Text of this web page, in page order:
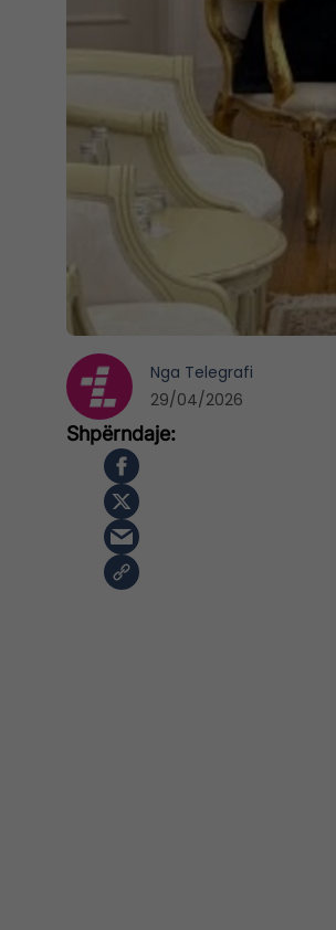
Nga Telegrafi
29/04/2026